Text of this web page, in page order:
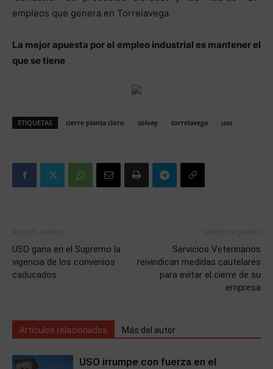
empleos que genera en Torrelavega.
La mejor apuesta por el empleo industrial es mantener el
que se tiene
ETIQUETAS cierre planta cloro solvay torrelavega uso
USO gana en el Supremo la
vigencia de los convenios
caducados
Servicios Veterinarios
reivindican medidas cautelares
para evitar el cierre de su
empresa
Artículos relacionados Más del autor
USO irrumpe con fuerza en el